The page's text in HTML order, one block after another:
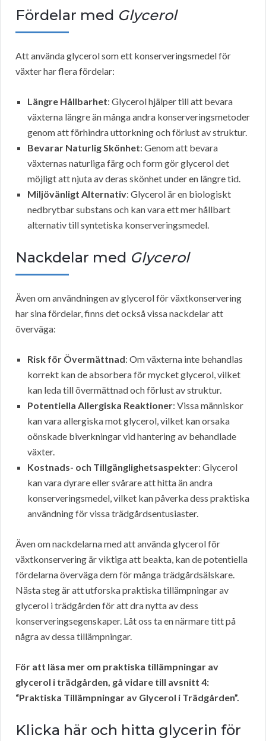
Fördelar med Glycerol
Att använda glycerol som ett konserveringsmedel för
växter har flera fördelar:
Längre Hållbarhet: Glycerol hjälper till att bevara
växterna längre än många andra konserveringsmetoder
genom att förhindra uttorkning och förlust av struktur.
Bevarar Naturlig Skönhet: Genom att bevara
växternas naturliga färg och form gör glycerol det
möjligt att njuta av deras skönhet under en längre tid.
Miljövänligt Alternativ: Glycerol är en biologiskt
nedbrytbar substans och kan vara ett mer hållbart
alternativ till syntetiska konserveringsmedel.
Nackdelar med Glycerol
Även om användningen av glycerol för växtkonservering
har sina fördelar, finns det också vissa nackdelar att
överväga:
Risk för Övermättnad: Om växterna inte behandlas
korrekt kan de absorbera för mycket glycerol, vilket
kan leda till övermättnad och förlust av struktur.
Potentiella Allergiska Reaktioner: Vissa människor
kan vara allergiska mot glycerol, vilket kan orsaka
oönskade biverkningar vid hantering av behandlade
växter.
Kostnads- och Tillgänglighetsaspekter: Glycerol
kan vara dyrare eller svårare att hitta än andra
konserveringsmedel, vilket kan påverka dess praktiska
användning för vissa trädgårdsentusiaster.
Även om nackdelarna med att använda glycerol för
växtkonservering är viktiga att beakta, kan de potentiella
fördelarna överväga dem för många trädgårdsälskare.
Nästa steg är att utforska praktiska tillämpningar av
glycerol i trädgården för att dra nytta av dess
konserveringsegenskaper. Låt oss ta en närmare titt på
några av dessa tillämpningar.
För att läsa mer om praktiska tillämpningar av
glycerol i trädgården, gå vidare till avsnitt 4:
“Praktiska Tillämpningar av Glycerol i Trädgården”.
Klicka här och hitta glycerin för